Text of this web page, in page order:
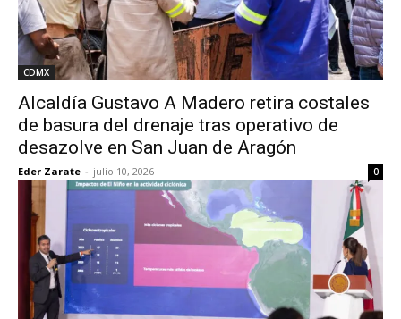
CDMX
Alcaldía Gustavo A Madero retira costales
de basura del drenaje tras operativo de
desazolve en San Juan de Aragón
Eder Zarate - julio 10, 2026 0